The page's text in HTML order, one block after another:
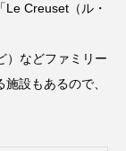
Le Creuset（ル・
）などファミリー
設もあるので、